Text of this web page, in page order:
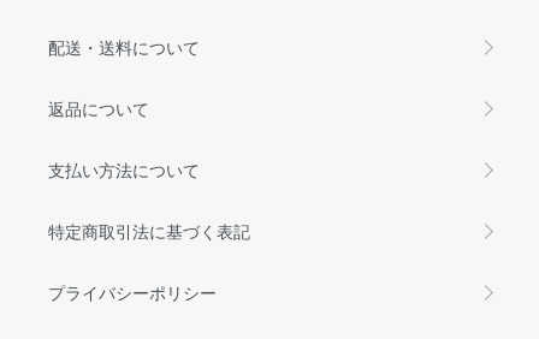
配送・送料について
返品について
支払い方法について
特定商取引法に基づく表記
プライバシーポリシー